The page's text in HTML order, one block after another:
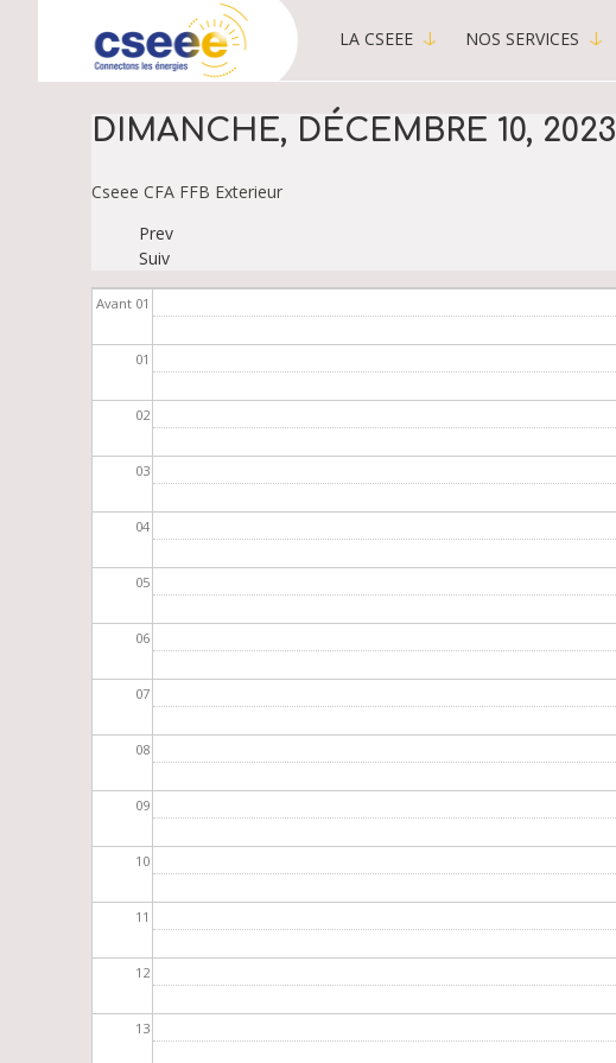
MENU
-
PUBLIC
LA CSEEE NOS SERVICES
DIMANCHE, DÉCEMBRE 10, 2023
Cseee CFA FFB Exterieur
PAGINATION
Prev
Suiv
Avant 01
01
02
03
04
05
06
07
08
09
10
11
12
13